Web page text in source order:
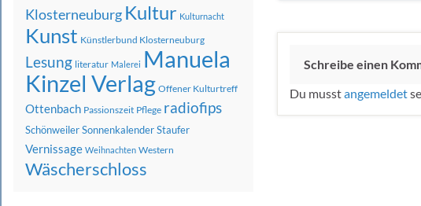
Schreibe einen
Du musstangemeldet
Klosterneuburg Kultur Kulturnacht
Kunst Künstlerbund Klosterneuburg
Lesung literatur Malerei Manuela
Kinzel Verlag Offener Kulturtreff
Ottenbach Passionszeit Pflege radiofips
SchönweilerSonnenkalenderStaufer
Vernissage Weihnachten Western
Wäscherschloss